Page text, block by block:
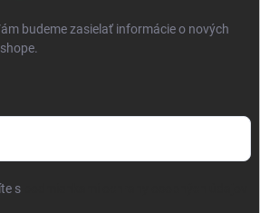
budeme zasielať informácie o nových
s